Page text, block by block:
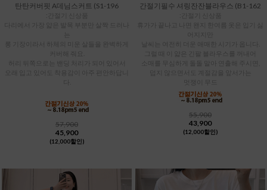
탄탄커버핏 A데님스커트 (S1-196
:간절기 신상품
다리에서 가장 얇은 발목 부분만 살짝 드러나
롱 기장이라서 하체의 미운 살들을 완벽하게
허리 뒤쪽으로는 밴딩 처리가 되어 있어서
오래 입고 있어도 착용감이 아주 편안하답니
57,900
45,900
(12,000할인)
간절기필수 셔링잔잔블라우스 (B1-162
:간절기 신상품
휴가가 끝나고 나면 왠지 한여름 옷은 입기 싫
날씨는 여전히 더운 애매한 시기가 옵니다.
그럴 때 이 얇은 긴팔 블라우스를 꺼내어
소매를 무심하게 돌돌 말아 연출해 주시면,
덥지 않으면서도 계절감을 앞서가는
멋쟁이 무드
55,900
43,900
(12,000할인)